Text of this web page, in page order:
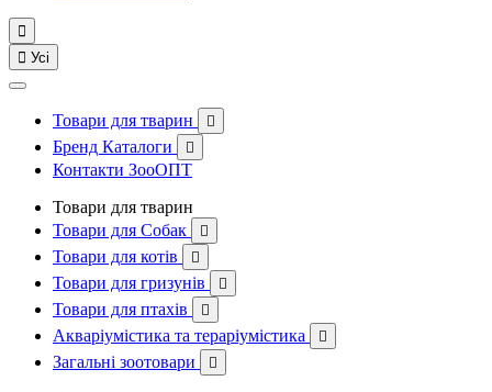

 Усі
Товари для тварин 
Бренд Каталоги 
Контакти ЗооОПТ
Товари для тварин
Товари для Собак

Товари для котів 
Товари для гризунів 
Товари для птахів 
Акваріумістика та тераріумістика 
Загальні зоотовари 